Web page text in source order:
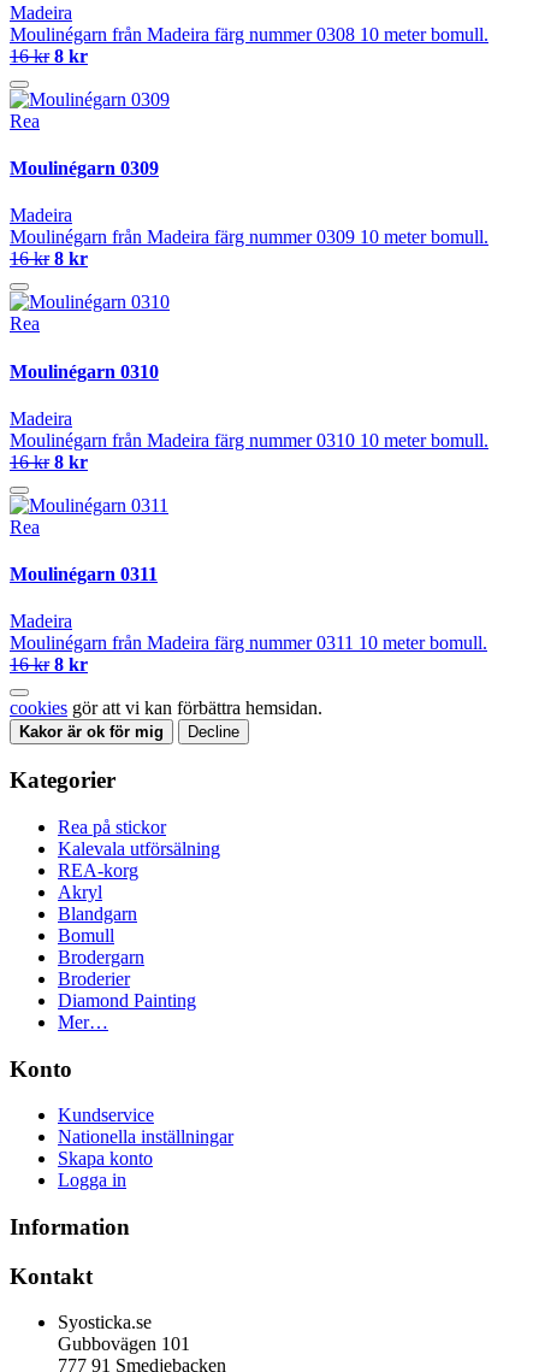
Madeira
Moulinégarn från Madeira färg nummer 0308 10 meter bomull.
16 kr 8 kr
Rea
Moulinégarn 0309
Madeira
Moulinégarn från Madeira färg nummer 0309 10 meter bomull.
16 kr 8 kr
Rea
Moulinégarn 0310
Madeira
Moulinégarn från Madeira färg nummer 0310 10 meter bomull.
16 kr 8 kr
Rea
Moulinégarn 0311
Madeira
Moulinégarn från Madeira färg nummer 0311 10 meter bomull.
16 kr 8 kr
cookies gör att vi kan förbättra hemsidan.
Kakor är ok för mig Decline
Kategorier
Rea på stickor
Kalevala utförsälning
REA-korg
Akryl
Blandgarn
Bomull
Brodergarn
Broderier
Diamond Painting
Mer…
Konto
Kundservice
Nationella inställningar
Skapa konto
Logga in
Information
Kontakt
Syosticka.se
Gubbovägen 101
777 91 Smedjebacken